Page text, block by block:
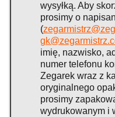
wysyłką. Aby
prosimy o
(
imię, nazwisko,
numer telefonu
Zegarek wraz z
oryginalnego
prosimy
wydrukowanym i